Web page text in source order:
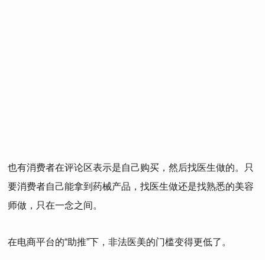
也有消费者在评论区表示是自己购买，然后找医生做的。只
要消费者自己能拿到药械产品，找医生做还是找熟悉的美容
师做，只在一念之间。
在电商平台的“助推”下，非法医美的门槛变得更低了。